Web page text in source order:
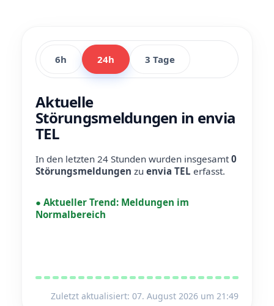
6h 24h 3 Tage
Aktuelle
Störungsmeldungen in envia
TEL
In den letzten 24 Stunden wurden insgesamt0
Störungsmeldungen zu envia TEL erfasst.
● Aktueller Trend: Meldungen im
Normalbereich
Zuletzt aktualisiert: 07. August 2026 um 21:49